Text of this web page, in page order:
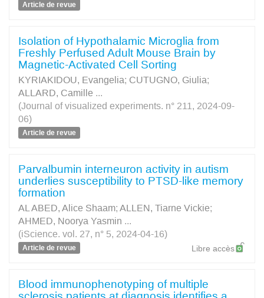
Article de revue
Isolation of Hypothalamic Microglia from
Freshly Perfused Adult Mouse Brain by
Magnetic-Activated Cell Sorting
KYRIAKIDOU, Evangelia; CUTUGNO, Giulia;
ALLARD, Camille ...
(Journal of visualized experiments. n° 211, 2024-09-
06)
Article de revue
Parvalbumin interneuron activity in autism
underlies susceptibility to PTSD-like memory
formation
AL ABED, Alice Shaam; ALLEN, Tiarne Vickie;
AHMED, Noorya Yasmin ...
(iScience. vol. 27, n° 5, 2024-04-16)
Article de revue Libre accès
Blood immunophenotyping of multiple